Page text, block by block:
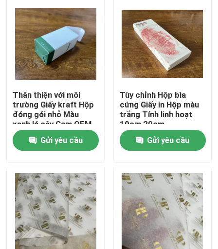
Địa chỉ liên hệ
Sản phẩm
video
In sách tô màu
In sách ảnh
In sổ tay bìa cứng
Túi giấy in
Dịch vụ in sách văn bản
Thân thiện với môi
trường Giấy kraft Hộp
đóng gói nhỏ Màu
xanh lá cây Cam OEM
90mm 13cm
Gửi yêu cầu
Tùy chỉnh Hộp bìa
cứng Giấy in Hộp màu
trắng Tính linh hoạt
10cm 20cm
Gửi yêu cầu